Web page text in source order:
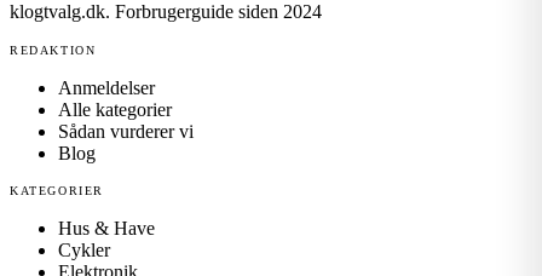
klogtvalg.dk. Forbrugerguide siden 2024
REDAKTION
Anmeldelser
Alle kategorier
Sådan vurderer vi
Blog
KATEGORIER
Hus & Have
Cykler
Elektronik